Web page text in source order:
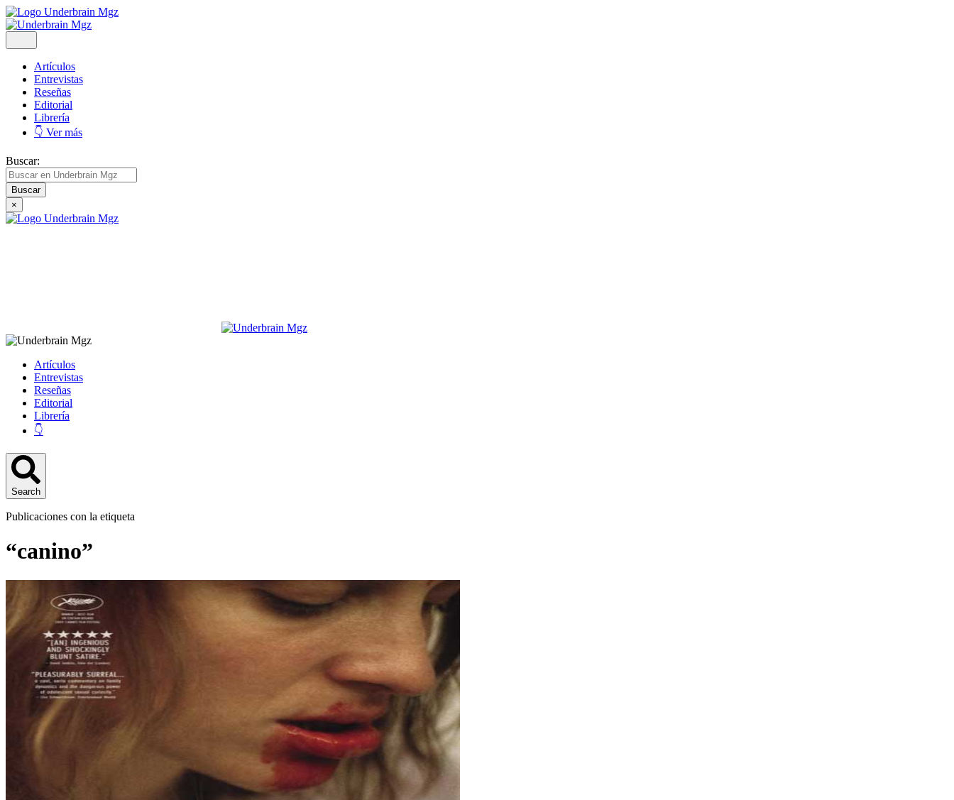
Artículos
Entrevistas
Reseñas
Editorial
Librería
👇 Ver más
Buscar:
×
Artículos
Entrevistas
Reseñas
Editorial
Librería
👇
Search
Publicaciones con la etiqueta
“canino”